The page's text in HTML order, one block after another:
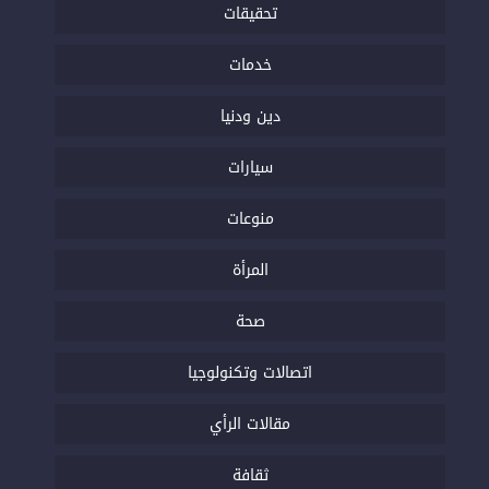
تحقيقات
خدمات
دين ودنيا
سيارات
منوعات
المرأة
صحة
اتصالات وتكنولوجيا
مقالات الرأي
ثقافة